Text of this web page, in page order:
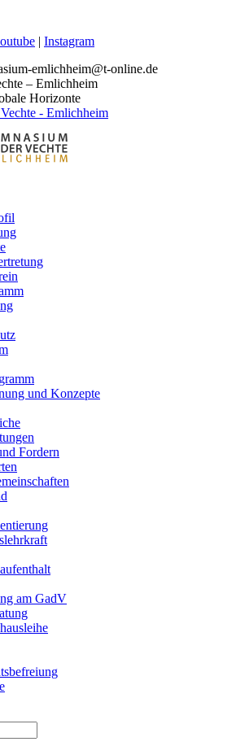
| Instagram
emlichheim@t-online.de
– Emlichheim
Horizonte
und Konzepte
Fordern
am GadV